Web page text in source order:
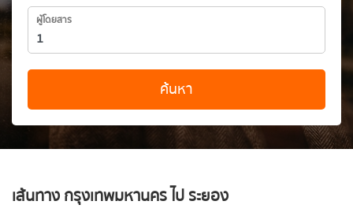
ผู้โดยสาร
ค้นหา
เส้นทาง กรุงเทพมหานคร ไป ระยอง